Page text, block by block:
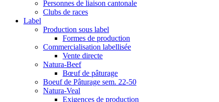
Personnes de liaison cantonale
Clubs de races
Label
Production sous label
Formes de production
Commercialisation labellisée
Vente directe
Natura-Beef
Bœuf de pâturage
Boeuf de Pâturage sem. 22-50
Natura-Veal
Exigences de production